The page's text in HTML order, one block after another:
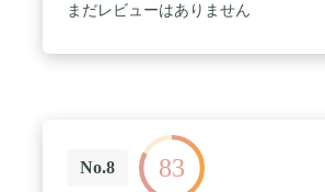
まだレビューはありません
No.8 83